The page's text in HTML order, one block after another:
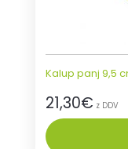
Kalup panj 9,5
21,30€ z DDV